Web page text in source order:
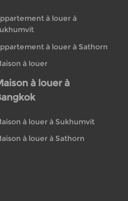
à louer à
à louer à Sathorn
à louer
à louer à
à louer à Sukhumvit
à louer à Sathorn